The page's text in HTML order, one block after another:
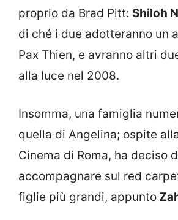
proprio da Brad Pitt: Shiloh
di ché i due adotteranno un
Pax Thien, e avranno altri
alla luce nel 2008.
Insomma, una famiglia
quella di Angelina; ospite
Cinema di Roma, ha deciso
accompagnare sul red
figlie più grandi, appunto